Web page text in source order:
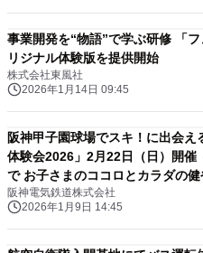
事業開発を“物語”で学ぶ研修 「
リジナル体験版を提供開始
株式会社東風社
2026年1月14日 09:45
阪神甲子園球場でスキ！に出会え
体験会2026」2月22日（日）開催
で お子さまのココロとカラダの
阪神電気鉄道株式会社
2026年1月9日 14:45